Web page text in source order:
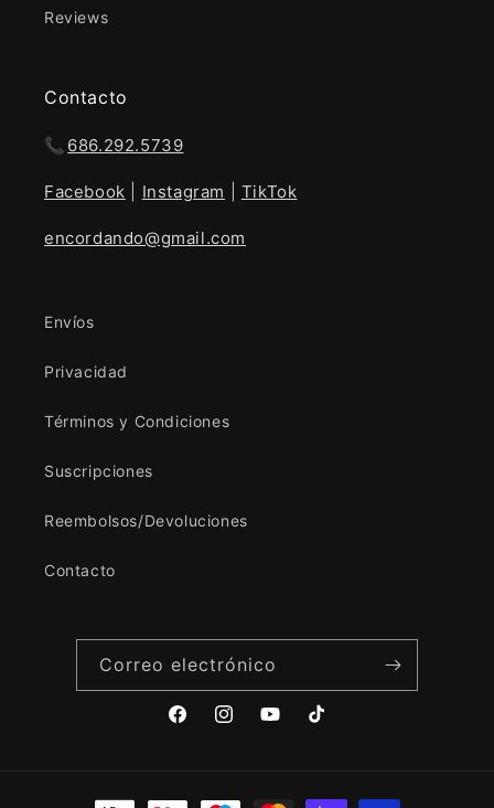
Reviews
Contacto
📞 686.292.5739
Facebook Instagram TikTok
encordando@gmail.com
Envíos
Privacidad
Términos y Condiciones
Suscripciones
Reembolsos/Devoluciones
Contacto
Correo electrónico
FacebookInstagramYouTubeTikTok
Formas